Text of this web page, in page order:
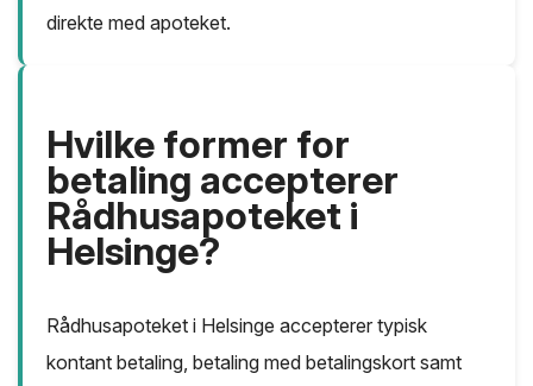
direkte med apoteket.
Hvilke former for
betaling accepterer
Rådhusapoteket i
Helsinge?
Rådhusapoteket i Helsinge accepterer typisk
kontant betaling, betaling med betalingskort samt